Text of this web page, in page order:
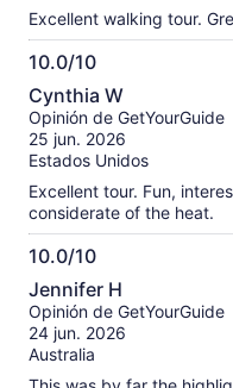
Excellent walking tour.
10.0/10
10.0
de
10
Cynthia W
Opinión de GetYourGuide
25 jun. 2026
Estados Unidos
Excellent tour. Fun,
considerate of the heat.
10.0/10
10.0
de
10
Jennifer H
Opinión de GetYourGuide
24 jun. 2026
Australia